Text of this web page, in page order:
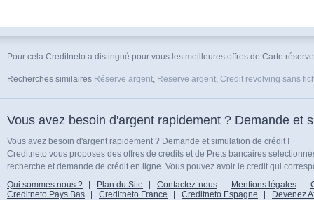
Pour cela Creditneto a distingué pour vous les meilleures offres de Carte
Recherches similaires Réserve argent, Reserve argent, Credit revolving sans
Vous avez besoin d'argent rapidement ? Demande et
Vous avez besoin d'argent rapidement ? Demande et simulation de crédit !
Creditneto vous proposes des offres de crédits et de Prets bancaires
recherche et demande de crédit en ligne. Vous pouvez avoir le credit qui
Qui sommes nous ?
Plan du Site Contactez-nous Mentions légales
Creditneto Pays Bas
Creditneto France Creditneto Espagne Devenez